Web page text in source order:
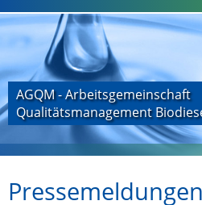
AGQM - Arbeitsgemeinschaft
Qualitätsmanagement
Pressemeldungen